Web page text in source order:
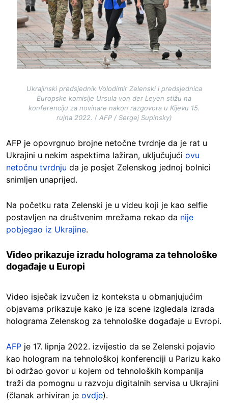
Ukrajinski predsjednik Volodimir Zelenski i predsjednica
Europske komisije Ursula von der Leyen stižu na
konferenciju za novinare nakon razgovora u Kijevu 15.
rujna 2022. ( AFP / Sergej Supinsky)
AFP je opovrgnuo brojne netočne tvrdnje da je rat u
Ukrajini u nekim aspektima lažiran, uključujući ovu
netočnu tvrdnju da je posjet Zelenskog jednoj bolnici
snimljen unaprijed.
Na početku rata Zelenski je u videu koji je kao selfie
postavljen na društvenim mrežama rekao da nije
pobjegao iz Ukrajine.
Video prikazuje izradu holograma za tehnološke
događaje u Europi
Video isječak izvučen iz konteksta u obmanjujućim
objavama prikazuje kako je iza scene izgledala izrada
holograma Zelenskog za tehnološke događaje u Evropi.
AFP je 17. lipnja 2022. izvijestio da se Zelenski pojavio
kao hologram na tehnološkoj konferenciji u Parizu kako
bi održao govor u kojem od tehnoloških kompanija
traži da pomognu u razvoju digitalnih servisa u Ukrajini
(članak arhiviran je ovdje).